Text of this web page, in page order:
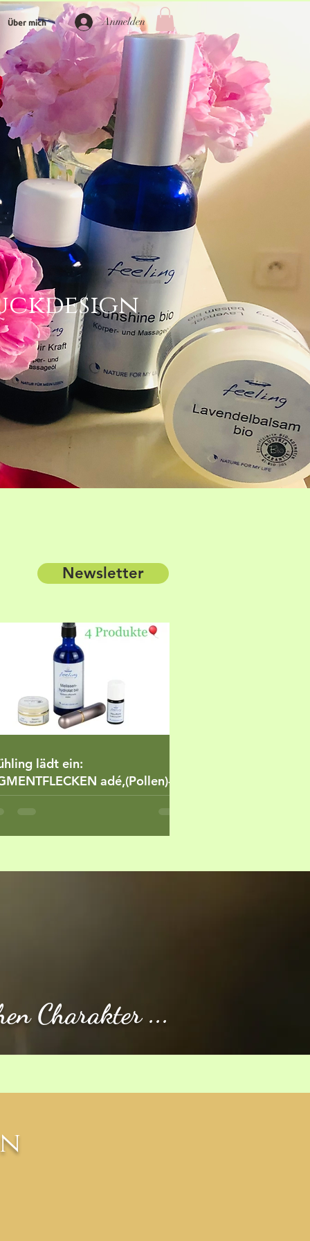
Über mich Anmelden
Newsletter
lädt ein:
adé,(Pollen)-
lindern uvm.
Charakter ...